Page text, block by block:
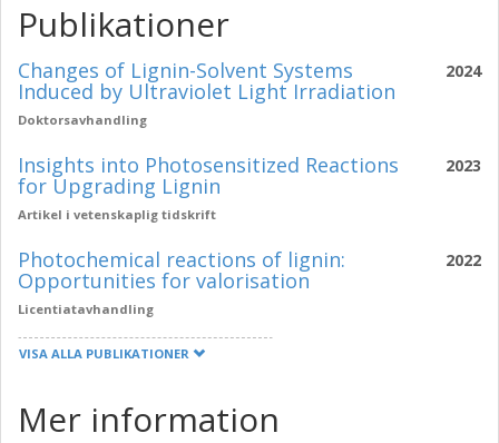
Publikationer
2024
Changes of Lignin-Solvent Systems
Induced by Ultraviolet Light Irradiation
Doktorsavhandling
2023
Insights into Photosensitized Reactions
for Upgrading Lignin
Artikel i vetenskaplig tidskrift
2022
Photochemical reactions of lignin:
Opportunities for valorisation
Licentiatavhandling
VISA ALLA PUBLIKATIONER
Mer information